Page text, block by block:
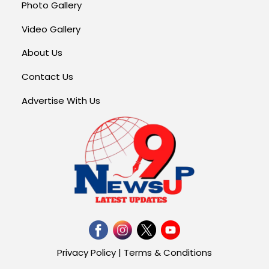
Photo Gallery
Video Gallery
About Us
Contact Us
Advertise With Us
Privacy Policy | Terms & Conditions